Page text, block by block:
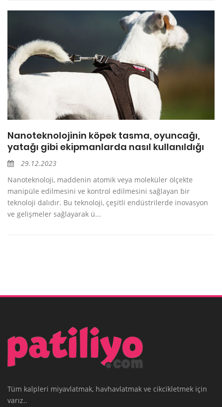
Nanoteknolojinin köpek tasma, oyuncağı,
yatağı gibi ekipmanlarda nasıl kullanıldığı
29.12.2023
Nanoteknoloji, maddenin atomik veya moleküler ölçekte
manipüle edilmesini ve kontrol edilmesini sağlayan bir
teknoloji dalıdır. Bu teknoloji, çeşitli endüstrilerde inovasyon
ve gelişmeler sağlayarak ü...
Tüm kalpleri miyavlatmak, havhavlatmak ve cikcikletmek için
varız..